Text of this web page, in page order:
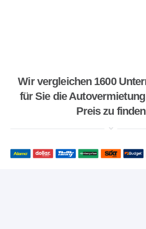
Wir vergleichen 1600
für Sie die
Preis zu finden